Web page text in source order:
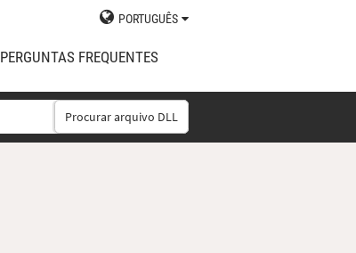
PORTUGUÊS
PERGUNTAS FREQUENTES
Procurar arquivo DLL